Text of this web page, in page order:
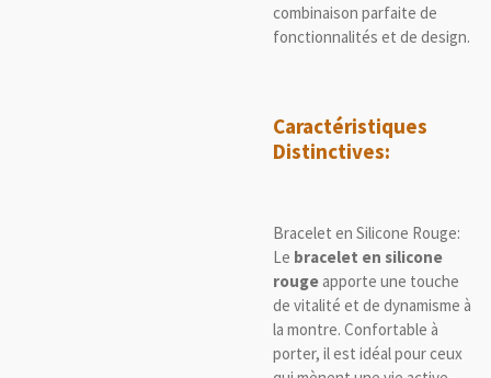
combinaison parfaite de
fonctionnalités et de design.
Caractéristiques
Distinctives:
Bracelet en Silicone Rouge:
Le bracelet en silicone
rouge apporte une touche
de vitalité et de dynamisme à
la montre. Confortable à
porter, il est idéal pour ceux